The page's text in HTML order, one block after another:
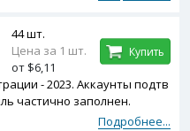
- 2023. Аккаунты подтв
частично заполнен.
Подробнее...
44 шт.
Цена за 1 шт.
от $6,11
Купить